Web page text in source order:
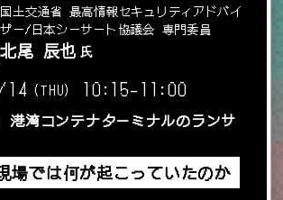
国土交通省 最高情報セキュリティアドバイ
ザー/日本シーサート協議会 専門委員
北尾 辰也 氏
14 (THU) 10:15-11:00
港湾コンテナターミナルのランサ
場では何が起こっていたのか